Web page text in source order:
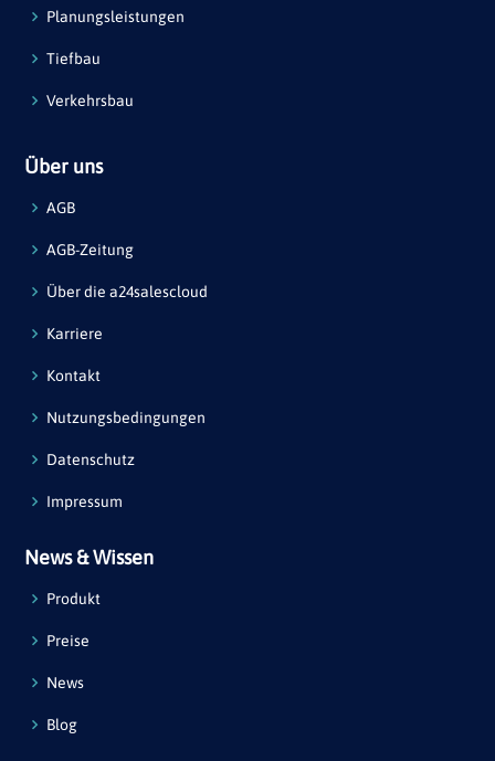
Planungsleistungen
Tiefbau
Verkehrsbau
Über uns
AGB
AGB-Zeitung
Über die a24salescloud
Karriere
Kontakt
Nutzungsbedingungen
Datenschutz
Impressum
News & Wissen
Produkt
Preise
News
Blog